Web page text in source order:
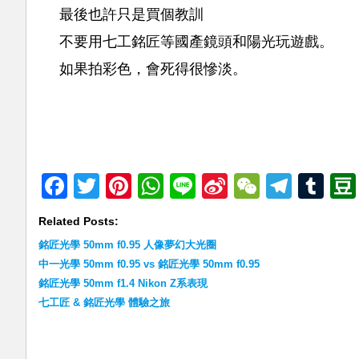
最後也許只是買個教訓
不要用七工銘匠等國產鏡頭和陽光玩遊戲。
如果拍彩色，會死得很慘淡。
Facebook
TwitterPinterest
WhatsApp
LineSinaWeChat
Related Posts:
銘匠光學 50mm f0.95 人像夢幻大光圈
中一光學 50mm f0.95 vs 銘匠光學 50mm f0.95
銘匠光學 50mm f1.4 Nikon Z系表現
七工匠 & 銘匠光學 體驗之旅